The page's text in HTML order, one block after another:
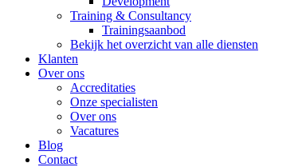
Training & Consultancy
Trainingsaanbod
Bekijk het overzicht van alle diensten
Klanten
Over ons
Accreditaties
Onze specialisten
Over ons
Vacatures
Blog
Contact